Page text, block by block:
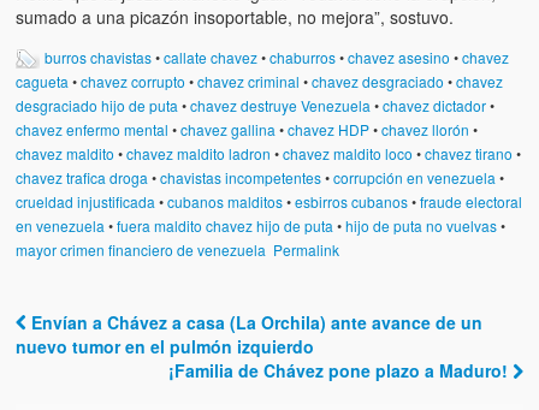
de Chávez hasta el 2009
Victimas del 11 de abril de 2002
Víctimas del régimen dictatorial de Chávez desde que tomó el
poder hasta el 31 de diciembre de 2009
Víctimas inocentes de la violencia castrista del 4 de Febrero de
1992
¡¡¡Miserable traidor, mira a tu pueblo!!! (Despicable traitor, look
Fotos
sumado a una picazón insoportable, no mejora”, sostuvo.
burros chavistas•callate chavez•chaburros•chavez asesino •chavez
cagueta•chavez corrupto •chavez criminal •chavez desgraciado •chavez
desgraciado hijo de puta•chavez destruye Venezuela•chavez dictador•
chavez enfermo mental •chavez gallina•chavez HDP•chavez llorón •
chavez maldito •chavez maldito ladron •chavez maldito loco •chavez tirano •
chavez trafica droga•chavistas incompetentes•corrupción en venezuela•
crueldad injustificada•cubanos malditos•esbirros cubanos•fraude electoral
en venezuela•fuera maldito chavez hijo de puta•hijo de puta no vuelvas•
mayor crimen financiero de venezuela Permalink
Post navigation
Envían a Chávez a casa (La Orchila) ante avance de un
nuevo tumor en el pulmón izquierdo
¡Familia de Chávez pone plazo a Maduro!